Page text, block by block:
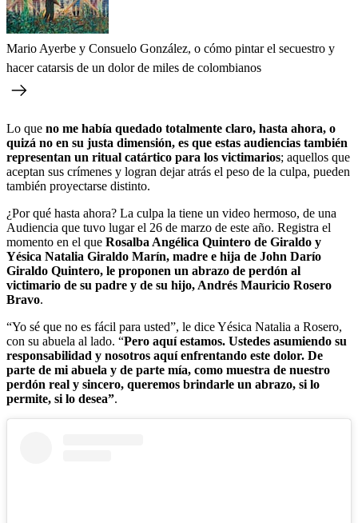
Mario Ayerbe y Consuelo González, o cómo pintar el secuestro y
hacer catarsis de un dolor de miles de colombianos
Lo que no me había quedado totalmente claro, hasta ahora, o
quizá no en su justa dimensión, es que estas audiencias también
representan un ritual catártico para los victimarios; aquellos que
aceptan sus crímenes y logran dejar atrás el peso de la culpa, pueden
también proyectarse distinto.
¿Por qué hasta ahora? La culpa la tiene un video hermoso, de una
Audiencia que tuvo lugar el 26 de marzo de este año. Registra el
momento en el que Rosalba Angélica Quintero de Giraldo y
Yésica Natalia Giraldo Marín, madre e hija de John Darío
Giraldo Quintero, le proponen un abrazo de perdón al
victimario de su padre y de su hijo, Andrés Mauricio Rosero
Bravo.
“Yo sé que no es fácil para usted”, le dice Yésica Natalia a Rosero,
con su abuela al lado. “Pero aquí estamos. Ustedes asumiendo su
responsabilidad y nosotros aquí enfrentando este dolor. De
parte de mi abuela y de parte mía, como muestra de nuestro
perdón real y sincero, queremos brindarle un abrazo, si lo
permite, si lo desea”.